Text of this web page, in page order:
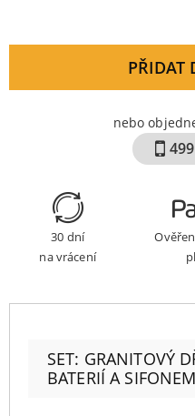
PŘIDAT
nebo
30 dní
na vrácení
SET: GRANITOVÝ
BATERIÍ A SIFONEM